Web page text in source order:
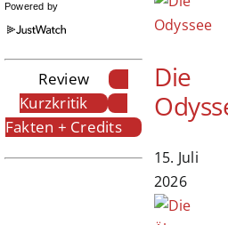
Powered by
Review
Kurzkritik
Fakten + Credits
Die
15. Juli
2026